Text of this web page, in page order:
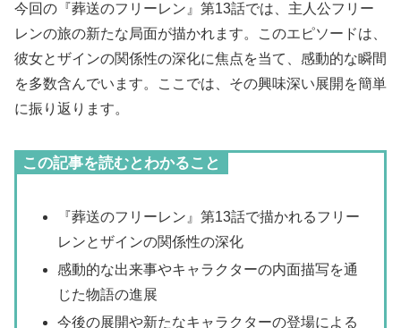
今回の『葬送のフリーレン』第13話では、主人公フリー
レンの旅の新たな局面が描かれます。このエピソードは、
彼女とザインの関係性の深化に焦点を当て、感動的な瞬間
を多数含んでいます。ここでは、その興味深い展開を簡単
に振り返ります。
この記事を読むとわかること
『葬送のフリーレン』第13話で描かれるフリー
レンとザインの関係性の深化
感動的な出来事やキャラクターの内面描写を通
じた物語の進展
今後の展開や新たなキャラクターの登場による